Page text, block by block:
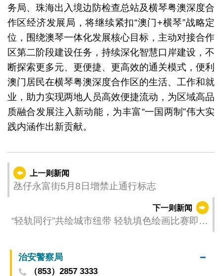
务局、珠海出入境边防检查总站及横琴粤澳深度合
作区经济发展局，将继续紧扣“澳门+横琴”战略定
位，围绕澳琴一体化发展核心目标，主动对接合作
区第二阶段建设任务，持续深化智慧口岸建设，不
断探索更多元、更便捷、更高效的通关模式，便利
澳门居民在横琴粤澳深度合作区的生活、工作和就
业，助力实现两地人员高效便捷流动，为区域高品
质融合发展注入新动能，为丰富“一国两制”伟大实
践内涵作出新贡献。
上一则新闻
氹仔永富街5月8日增禁止通行标志
下一则新闻
“轻轨同行”共绘城市纽带 轻轨填色绘画比赛即日
治安警察局
（853）2857 3333